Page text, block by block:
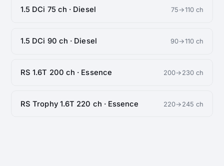
1.5 DCi 75 ch · Diesel 75→110 ch
1.5 DCi 90 ch · Diesel 90→110 ch
RS 1.6T 200 ch · Essence 200→230 ch
RS Trophy 1.6T 220 ch · Essence 220→245 ch